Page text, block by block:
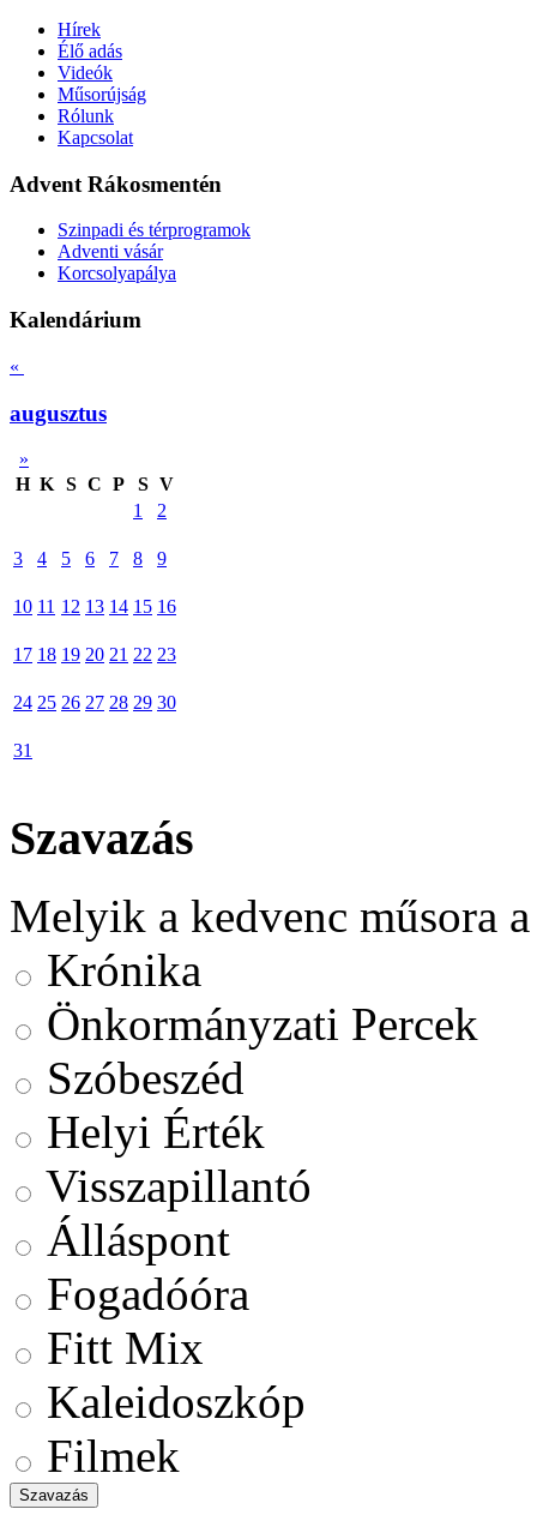
Hírek
Élő adás
Videók
Műsorújság
Rólunk
Kapcsolat
Advent Rákosmentén
Szinpadi és térprogramok
Adventi vásár
Korcsolyapálya
Kalendárium
«
augusztus
»
H K S C P S V
1
2
3 4 5 6 7 8 9
10 11 12 13 14 15 16
17 18 19 20 21 22 23
24 25 26 27 28 29 30
31
Szavazás
Melyik a kedvenc műsora
Krónika
Önkormányzati Percek
Szóbeszéd
Helyi Érték
Visszapillantó
Álláspont
Fogadóóra
Fitt Mix
Kaleidoszkóp
Filmek